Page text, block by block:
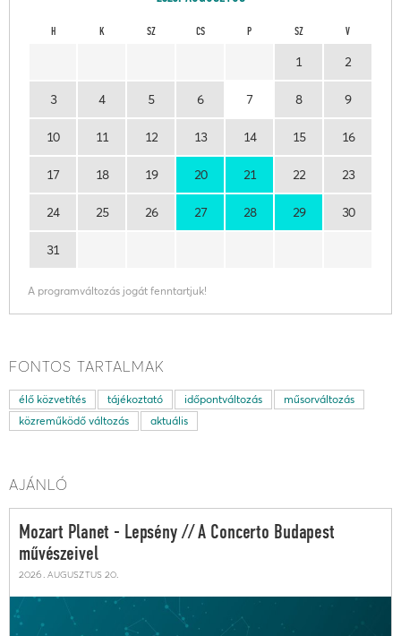
H K SZ CS P SZ V
1 2
3 4 5 6 7 8 9
10 11 12 13 14 15 16
17 18 19 20 21 22 23
24 25 26 27 28 29 30
31
A programváltozás jogát fenntartjuk!
FONTOS TARTALMAK
élő közvetítés tájékoztató időpontváltozás
műsorváltozás
közreműködő változás
aktuális
AJÁNLÓ
Mozart Planet - Lepsény // A Concerto Budapest
művészeivel
2026. augusztus 20.